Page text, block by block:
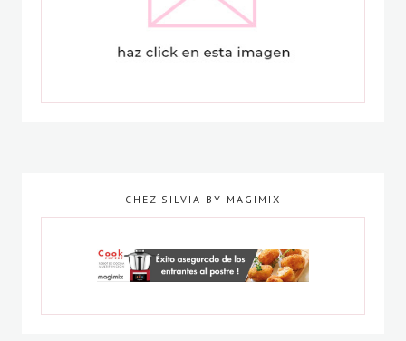
CHEZ SILVIA BY MAGIMIX